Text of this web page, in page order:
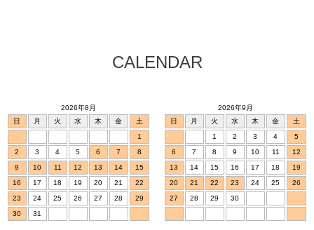
CALENDAR
2026年8月
日
月 火 水 木 金
土
1
2
3 4 5 6 7
8
9
10 11 12 13 14
15
16
17 18 19 20 21
22
23
24 25 26 27 28
29
30
31
2026年9月
日
月 火 水 木 金
土
1
2 3 4
5
6
7 8 9 10 11
12
13
14 15 16 17 18
19
20
21 22 23 24 25
26
27
28 29 30